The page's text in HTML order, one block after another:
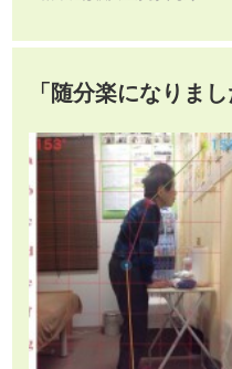
「随分楽になりまし